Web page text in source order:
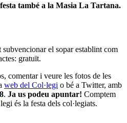
també a la Masia La Tartana.
el sopar establint com
gratuït.
comentar i veure les fotos de les
web del Col·legi o bé a Twitter, amb
8. Ja us podeu apuntar! Comptem
és la festa dels col·legiats.